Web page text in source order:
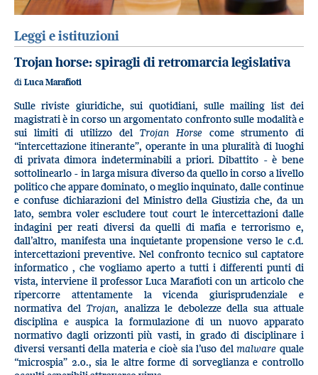
Leggi e istituzioni
Trojan horse: spiragli di retromarcia legislativa
di Luca Marafioti
Sulle riviste giuridiche, sui quotidiani, sulle mailing list dei
magistrati è in corso un argomentato confronto sulle modalità e
sui limiti di utilizzo del Trojan Horse come strumento di
“intercettazione itinerante”, operante in una pluralità di luoghi
di privata dimora indeterminabili a priori. Dibattito - è bene
sottolinearlo - in larga misura diverso da quello in corso a livello
politico che appare dominato, o meglio inquinato, dalle continue
e confuse dichiarazioni del Ministro della Giustizia che, da un
lato, sembra voler escludere tout court le intercettazioni dalle
indagini per reati diversi da quelli di mafia e terrorismo e,
dall’altro, manifesta una inquietante propensione verso le c.d.
intercettazioni preventive. Nel confronto tecnico sul captatore
informatico , che vogliamo aperto a tutti i differenti punti di
vista, interviene il professor Luca Marafioti con un articolo che
ripercorre attentamente la vicenda giurisprudenziale e
normativa del Trojan, analizza le debolezze della sua attuale
disciplina e auspica la formulazione di un nuovo apparato
normativo dagli orizzonti più vasti, in grado di disciplinare i
diversi versanti della materia e cioè sia l’uso delmalwarequale
“microspia” 2.0., sia le altre forme di sorveglianza e controllo